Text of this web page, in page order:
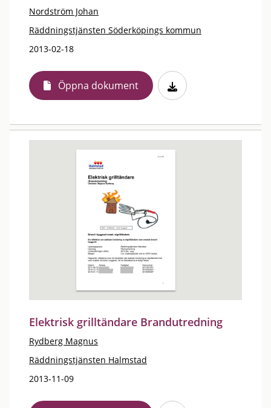
Nordström Johan
Räddningstjänsten Söderköpings kommun
2013-02-18
Öppna dokument
Elektrisk grilltändare Brandutredning
Rydberg Magnus
Räddningstjänsten Halmstad
2013-11-09